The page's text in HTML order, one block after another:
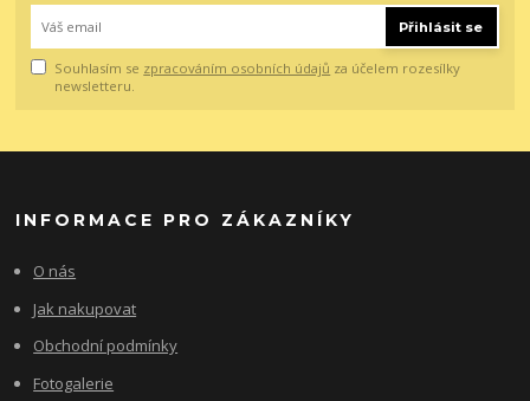
Přihlásit se
Souhlasím se zpracováním osobních údajů za účelem rozesílky
newsletteru.
INFORMACE PRO ZÁKAZNÍKY
O nás
Jak nakupovat
Obchodní podmínky
Fotogalerie